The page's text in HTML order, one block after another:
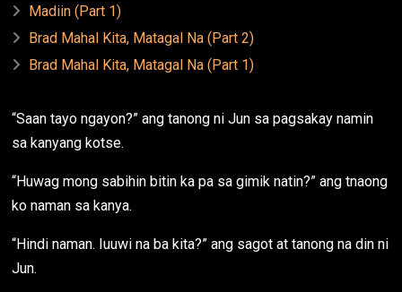
Madiin (Part 1)
Brad Mahal Kita, Matagal Na (Part 2)
Brad Mahal Kita, Matagal Na (Part 1)
“Saan tayo ngayon?” ang tanong ni Jun sa pagsakay namin
sa kanyang kotse.
“Huwag mong sabihin bitin ka pa sa gimik natin?” ang tnaong
ko naman sa kanya.
“Hindi naman. Iuuwi na ba kita?” ang sagot at tanong na din ni
Jun.